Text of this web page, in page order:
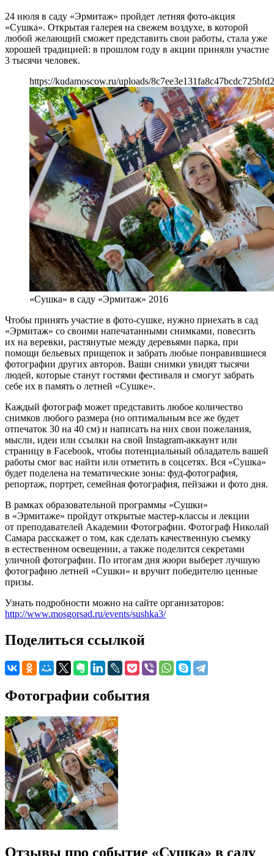
24 июля в саду «Эрмитаж» пройдет летняя фото-акция
«Сушка». Открытая галерея на свежем воздухе, в которой
любой желающий сможет представить свои работы, стала уже
хорошей традицией: в прошлом году в акции приняли участие
3 тысячи человек.
https://kudamoscow.ru/uploads/
«Сушка» в саду «Эрмитаж» 2016
Чтобы принять участие в фото-сушке, нужно приехать в сад
«Эрмитаж» со своими напечатанными снимками, повесить
их на веревки, растянутые между деревьями парка, при
помощи бельевых прищепок и забрать любые понравившиеся
фотографии других авторов. Ваши снимки увидят тысячи
людей, которые станут гостями фестиваля и смогут забрать
себе их в память о летней «Сушке».
Каждый фотограф может представить любое количество
снимков любого размера (но оптимальным все же будет
отпечаток 30 на 40 см) и написать на них свои пожелания,
мысли, идеи или ссылки на свой Instagram-аккаунт или
страницу в Facebook, чтобы потенциальный обладатель вашей
работы смог вас найти или отметить в соцсетях. Вся «Сушка»
будет поделена на тематические зоны: фуд-фотография,
репортаж, портрет, семейная фотография, пейзажи и фото дня.
В рамках образовательной программы «Сушки»
в «Эрмитаже» пройдут открытые мастер-классы и лекции
от преподавателей Академии Фотографии. Фотограф Николай
Самара расскажет о том, как сделать качественную съемку
в естественном освещении, а также поделится секретами
уличной фотографии. По итогам дня жюри выберет лучшую
фотографию летней «Сушки» и вручит победителю ценные
призы.
Узнать подробности можно на сайте организаторов:
http://www.mosgorsad.ru/events/sushka3/
Поделиться ссылкой
Фотографии события
Отзывы про событие «Сушка» в саду